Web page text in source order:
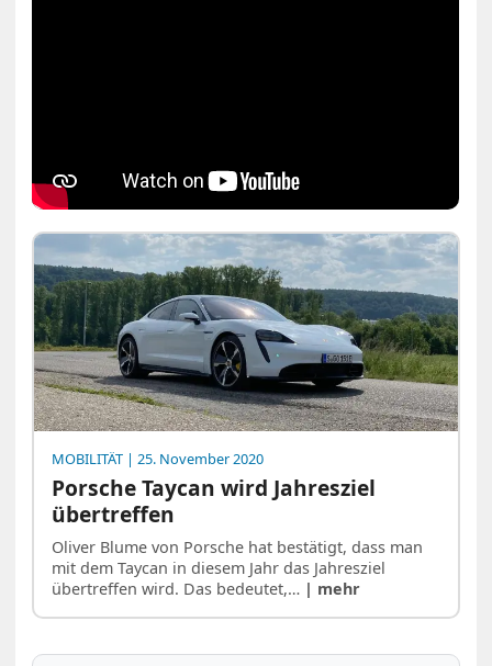
MOBILITÄT | 25. November 2020
Porsche Taycan wird Jahresziel
übertreffen
Oliver Blume von Porsche hat bestätigt, dass man
mit dem Taycan in diesem Jahr das Jahresziel
übertreffen wird. Das bedeutet,… | mehr